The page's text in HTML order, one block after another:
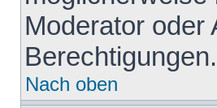
Moderator oder
Berechtigungen.
Nach oben